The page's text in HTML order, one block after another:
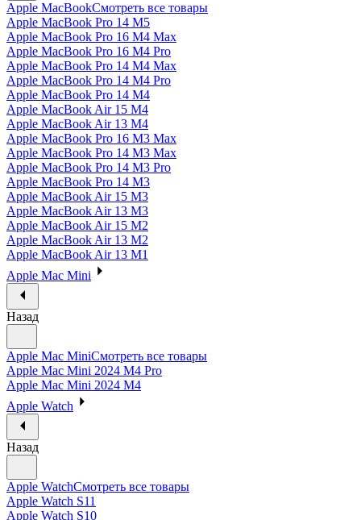
Apple MacBookСмотреть все товары
Apple MacBook Pro 14 M5
Apple MacBook Pro 16 M4 Max
Apple MacBook Pro 16 M4 Pro
Apple MacBook Pro 14 M4 Max
Apple MacBook Pro 14 M4 Pro
Apple MacBook Pro 14 M4
Apple MacBook Air 15 M4
Apple MacBook Air 13 M4
Apple MacBook Pro 16 M3 Max
Apple MacBook Pro 14 M3 Max
Apple MacBook Pro 14 M3 Pro
Apple MacBook Pro 14 M3
Apple MacBook Air 15 M3
Apple MacBook Air 13 M3
Apple MacBook Air 15 M2
Apple MacBook Air 13 M2
Apple MacBook Air 13 M1
Apple Mac Mini
Назад
Apple Mac MiniСмотреть все товары
Apple Mac Mini 2024 M4 Pro
Apple Mac Mini 2024 M4
Apple Watch
Назад
Apple WatchСмотреть все товары
Apple Watch S11
Apple Watch S10